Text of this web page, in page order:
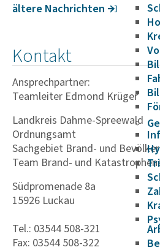
ältere Nach­richten
Kontakt
Ansprechpartner:
Teamleiter Edmond Krüger
Landkreis Dahme-Spreewald
Ordnungsamt
Sachgebiet Brand- und
Team Brand- und
Südpromenade 8a
15926 Luckau
Tel.: 03544 508-321
Fax: 03544 508-322